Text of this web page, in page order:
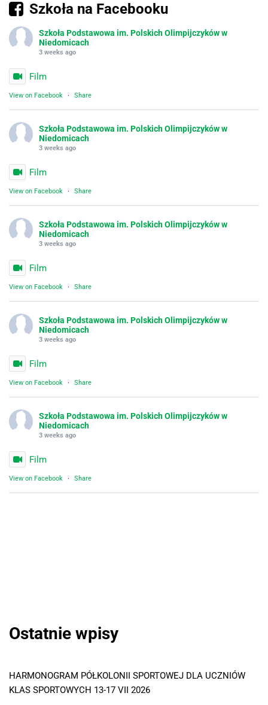
Szkoła na Facebooku
Szkoła Podstawowa im. Polskich Olimpijczyków w
Niedomicach
3 weeks ago
Film
View on Facebook · Share
Szkoła Podstawowa im. Polskich Olimpijczyków w
Niedomicach
3 weeks ago
Film
View on Facebook · Share
Szkoła Podstawowa im. Polskich Olimpijczyków w
Niedomicach
3 weeks ago
Film
View on Facebook · Share
Szkoła Podstawowa im. Polskich Olimpijczyków w
Niedomicach
3 weeks ago
Film
View on Facebook · Share
Szkoła Podstawowa im. Polskich Olimpijczyków w
Niedomicach
3 weeks ago
Film
View on Facebook · Share
Ostatnie wpisy
HARMONOGRAM PÓŁKOLONII SPORTOWEJ DLA UCZNIÓW
KLAS SPORTOWYCH 13-17 VII 2026